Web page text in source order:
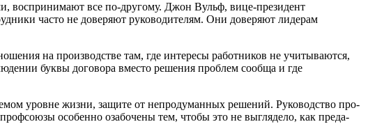
воспри­нимают все по-другому. Джон Вульф, вице-президент
часто не доверяют руководителям. Они доверяют лидерам
на производстве там, где интересы работников не учитываются,
буквы договора вместо решения проблем сообща и где
уровне жизни, защите от непродуманных решений. Руководство про­
особенно озабочены тем, чтобы это не выглядело, как преда­